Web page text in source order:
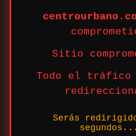
Sitio
Todo el tráfico
Serás
segundos...